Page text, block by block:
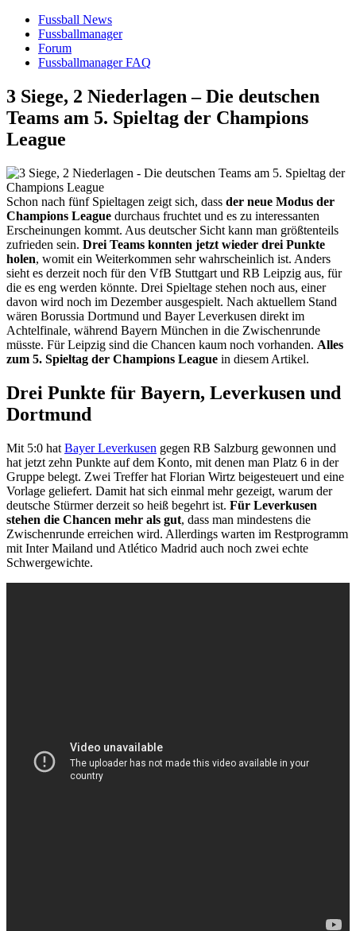
Fussball News
Fussballmanager
Forum
Fussballmanager FAQ
3 Siege, 2 Niederlagen – Die deutschen
Teams am 5. Spieltag der Champions
League
Schon nach fünf Spieltagen zeigt sich, dass der neue Modus der
Champions League durchaus fruchtet und es zu interessanten
Erscheinungen kommt. Aus deutscher Sicht kann man größtenteils
zufrieden sein. Drei Teams konnten jetzt wieder drei Punkte
holen, womit ein Weiterkommen sehr wahrscheinlich ist. Anders
sieht es derzeit noch für den VfB Stuttgart und RB Leipzig aus, für
die es eng werden könnte. Drei Spieltage stehen noch aus, einer
davon wird noch im Dezember ausgespielt. Nach aktuellem Stand
wären Borussia Dortmund und Bayer Leverkusen direkt im
Achtelfinale, während Bayern München in die Zwischenrunde
müsste. Für Leipzig sind die Chancen kaum noch vorhanden. Alles
zum 5. Spieltag der Champions League in diesem Artikel.
Drei Punkte für Bayern, Leverkusen und
Dortmund
Mit 5:0 hat Bayer Leverkusen gegen RB Salzburg gewonnen und
hat jetzt zehn Punkte auf dem Konto, mit denen man Platz 6 in der
Gruppe belegt. Zwei Treffer hat Florian Wirtz beigesteuert und eine
Vorlage geliefert. Damit hat sich einmal mehr gezeigt, warum der
deutsche Stürmer derzeit so heiß begehrt ist. Für Leverkusen
stehen die Chancen mehr als gut, dass man mindestens die
Zwischenrunde erreichen wird. Allerdings warten im Restprogramm
mit Inter Mailand und Atlético Madrid auch noch zwei echte
Schwergewichte.